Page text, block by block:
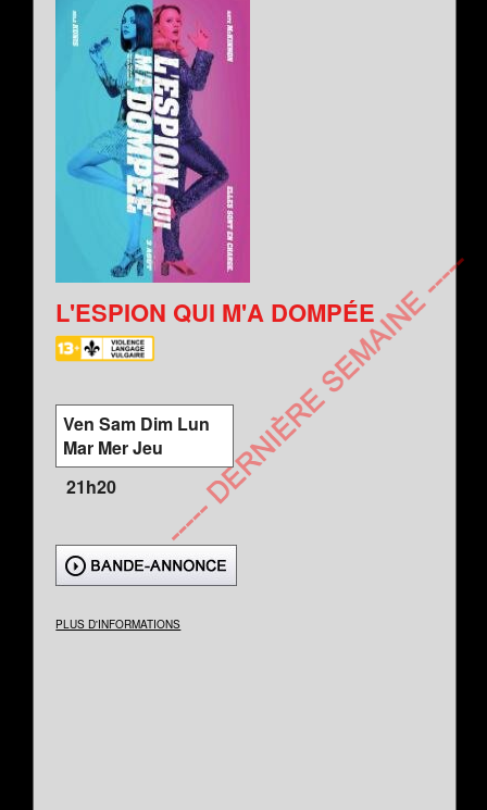
L'ESPION QUI M'A DOMPÉE
Ven Sam Dim Lun
Mar Mer Jeu
21h20
PLUS D'INFORMATIONS